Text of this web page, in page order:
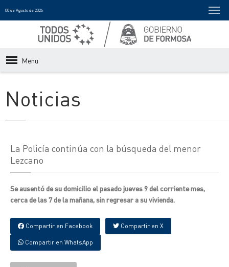
08 de Agosto de 2026
Menu
Noticias
La Policía continúa con la búsqueda del menor
Lezcano
Se ausentó de su domicilio el pasado jueves 9 del corriente mes,
cerca de las 7 de la mañana, sin regresar a su vivienda.
Compartir en Facebook Compartir en X
Compartir en WhatsApp